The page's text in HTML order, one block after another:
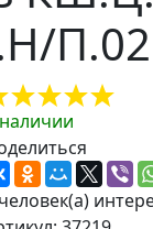
П.02